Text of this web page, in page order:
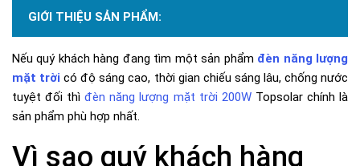
GIỚI THIỆU SẢN PHẨM:
Nếu quý khách hàng đang tìm một sản phẩm đèn năng lượng
mặt trời có độ sáng cao, thời gian chiếu sáng lâu, chống nước
tuyệt đối thìđèn năng lượng mặt trời 200WTopsolar chính là
sản phẩm phù hợp nhất.
Vì sao quý khách hàng